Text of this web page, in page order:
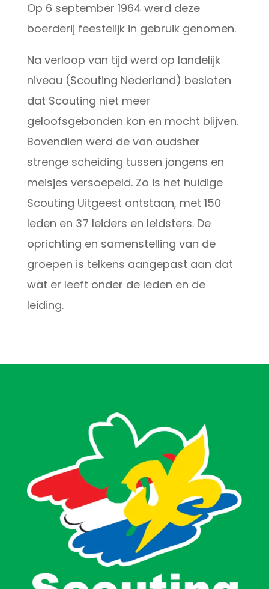
Op 6 september 1964 werd deze
boerderij feestelijk in gebruik genomen.
Na verloop van tijd werd op landelijk
niveau (Scouting Nederland) besloten
dat Scouting niet meer
geloofsgebonden kon en mocht blijven.
Bovendien werd de van oudsher
strenge scheiding tussen jongens en
meisjes versoepeld. Zo is het huidige
Scouting Uitgeest ontstaan, met 150
leden en 37 leiders en leidsters. De
oprichting en samenstelling van de
groepen is telkens aangepast aan dat
wat er leeft onder de leden en de
leiding.